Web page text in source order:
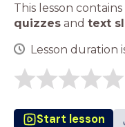
This lesson contains
quizzes and text
Lesson duration
Start lesson